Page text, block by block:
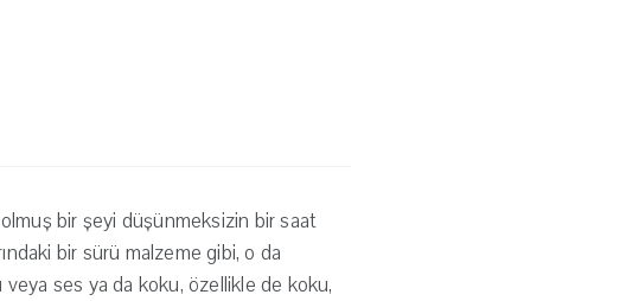
bir şeyi düşünmeksizin bir saat
bir sürü malzeme gibi, o da
ses ya da koku, özellikle de koku,